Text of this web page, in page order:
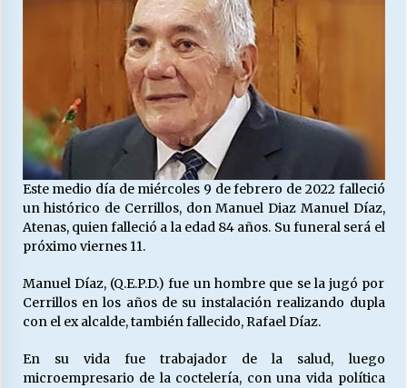
25/06/2026
¿Qué habrían dicho?
23/06/2026
VOLVER A SER ALTERNATIVA
16/06/2026
Releyendo la Rerum Novarum a 135 años. “La
16/05/2026
Este medio día de miércoles 9 de febrero de 2022 falleció
un histórico de Cerrillos, don Manuel Diaz Manuel Díaz,
Atenas, quien falleció a la edad 84 años. Su funeral será el
próximo viernes 11.
Manuel Díaz, (Q.E.P.D.) fue un hombre que se la jugó por
Cerrillos en los años de su instalación realizando dupla
con el ex alcalde, también fallecido, Rafael Díaz.
En su vida fue trabajador de la salud, luego
microempresario de la coctelería, con una vida política